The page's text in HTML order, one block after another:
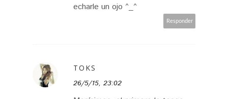
echarle un ojo ^_^
Responder
TOKS
26/5/15, 23:02